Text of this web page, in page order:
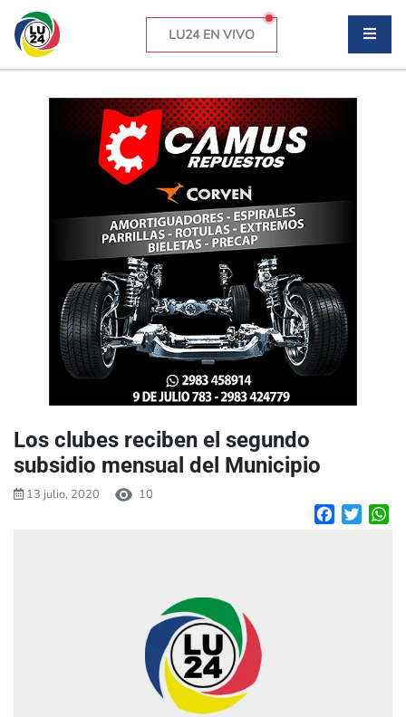
LU24 EN VIVO
Los clubes reciben el segundo
subsidio mensual del Municipio
13 julio, 2020 10
Facebook